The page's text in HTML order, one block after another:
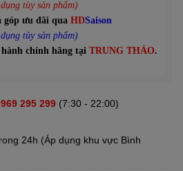
tùy sản phẩm)
ưu đãi qua HDSaison
tùy sản phẩm)
chính hãng tại TRUNG THẢO.
295 299(7:30 - 22:00)
24h (Áp dụng khu vực Bình